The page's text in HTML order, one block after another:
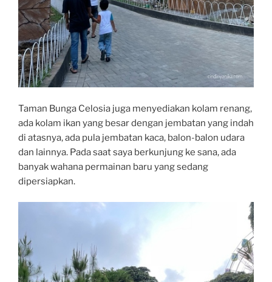
Taman Bunga Celosia juga menyediakan kolam renang,
ada kolam ikan yang besar dengan jembatan yang indah
di atasnya, ada pula jembatan kaca, balon-balon udara
dan lainnya. Pada saat saya berkunjung ke sana, ada
banyak wahana permainan baru yang sedang
dipersiapkan.